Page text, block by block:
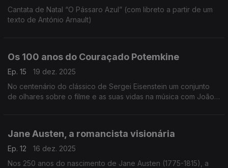
Cantata de Natal “O Pássaro Azul” (com libreto a partir de um
texto de António Arnault)
Os 100 anos do Couraçado Potemkine
Ep. 15
19 dez. 2025
No centenário do clássico de Sergei Eisenstein um conjunto
de olhares sobre o filme e as suas vidas na música com João
Jane Austen, a romancista visionária
Ep. 12
16 dez. 2025
Nos 250 anos do nascimento de Jane Austen (1775-1815), a